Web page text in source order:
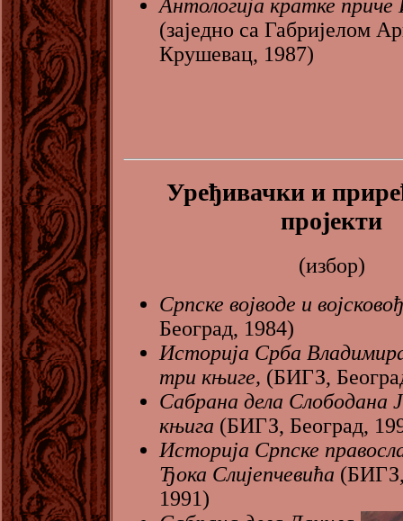
Антологија кратке приче
(заједно са Габријелом
Крушевац, 1987)
Уређивачки и
пројекти
(избор)
Српске војводе и
Београд, 1984)
Историја Срба
три књиге, (БИГЗ,
Сабрана дела Слободана
књига (БИГЗ, Београд,
Историја Српске
Ђока Слијепчевића
1991)